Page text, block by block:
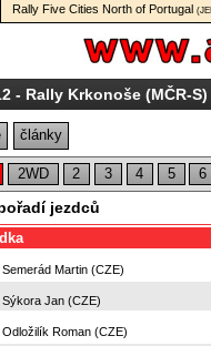
Rally Five Cities North of Portugal
- Rally Krkonoše (MČR-S)
články
2WD 2 3 4 5 6
jezdců
Semerád Martin (CZE)
Sýkora Jan (CZE)
Odložilík Roman (CZE)